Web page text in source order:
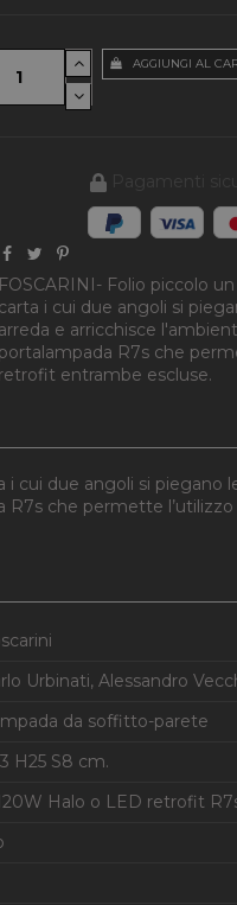
AGGIUNGI AL
FOSCARINI- Folio piccolo
carta i cui due angoli si
arreda e arricchisce
portalampada R7s che
retrofit entrambe escluse.
cui due angoli si
che permette
Urbinati, Alessandro
da soffitto-parete
H25 S8 cm.
Halo o LED retrofit